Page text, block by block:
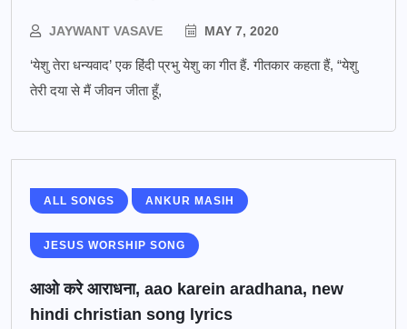
JAYWANT VASAVE MAY 7, 2020
‘येशु तेरा धन्यवाद’ एक हिंदी प्रभु येशु का गीत हैं. गीतकार कहता हैं, “येशु
तेरी दया से मैं जीवन जीता हूँ,
ALL SONGS ANKUR MASIH
JESUS WORSHIP SONG
आओ करे आराधना, aao karein aradhana, new
hindi christian song lyrics